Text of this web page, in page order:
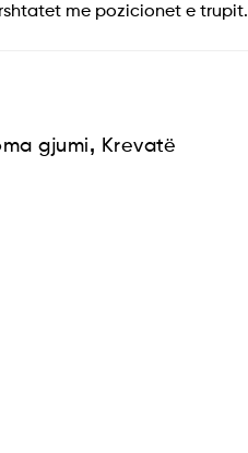
me pozicionet e trupit.
gjumi, Krevatë